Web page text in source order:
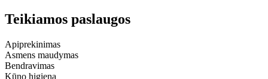
Teikiamos paslaugos
Apiprekinimas
Asmens maudymas
Bendravimas
Kūno higiena